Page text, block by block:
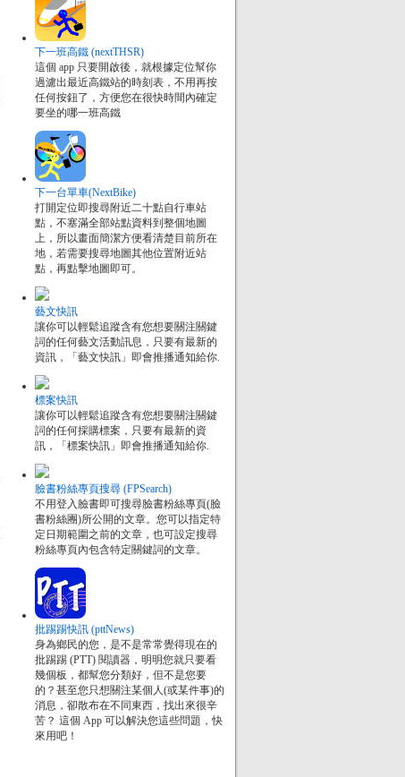
下一班高鐵 (nextTHSR)
這個 app 只要開啟後，就根據定位幫你
過濾出最近高鐵站的時刻表，不用再按
任何按鈕了，方便您在很快時間內確定
要坐的哪一班高鐵
下一台單車(NextBike)
打開定位即搜尋附近二十點自行車站
點，不塞滿全部站點資料到整個地圖
上，所以畫面簡潔方便看清楚目前所在
地，若需要搜尋地圖其他位置附近站
點，再點擊地圖即可。
藝文快訊
讓你可以輕鬆追蹤含有您想要關注關鍵
詞的任何藝文活動訊息，只要有最新的
資訊，「藝文快訊」即會推播通知給你.
標案快訊
讓你可以輕鬆追蹤含有您想要關注關鍵
詞的任何採購標案，只要有最新的資
訊，「標案快訊」即會推播通知給你.
臉書粉絲專頁搜尋 (FPSearch)
不用登入臉書即可搜尋臉書粉絲專頁(臉
書粉絲團)所公開的文章。您可以指定特
定日期範圍之前的文章，也可設定搜尋
粉絲專頁內包含特定關鍵詞的文章。
批踢踢快訊 (pttNews)
身為鄉民的您，是不是常常覺得現在的
批踢踢 (PTT) 閱讀器，明明您就只要看
幾個板，都幫您分類好，但不是您要
的？甚至您只想關注某個人(或某件事)的
消息，卻散布在不同東西，找出來很辛
苦？ 這個 App 可以解決您這些問題，快
來用吧！